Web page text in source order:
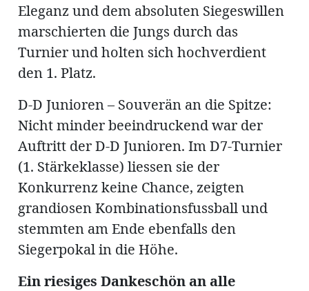
Eleganz und dem absoluten Siegeswillen
marschierten die Jungs durch das
Turnier und holten sich hochverdient
den 1. Platz.
D-D Junioren – Souverän an die Spitze:
Nicht minder beeindruckend war der
Auftritt der D-D Junioren. Im D7-Turnier
(1. Stärkeklasse) liessen sie der
Konkurrenz keine Chance, zeigten
grandiosen Kombinationsfussball und
stemmten am Ende ebenfalls den
Siegerpokal in die Höhe.
Ein riesiges Dankeschön an alle